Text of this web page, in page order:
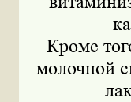
Кроме
молочной